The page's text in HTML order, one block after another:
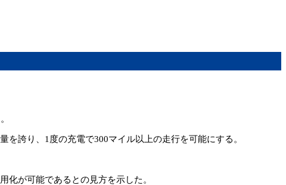
誇り、1度の充電で300マイル以上の走行を可能にする。
が可能であるとの見方を示した。